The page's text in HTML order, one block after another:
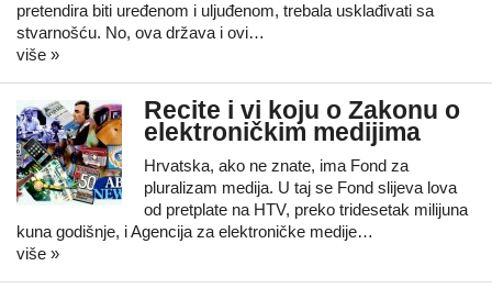
pretendira biti uređenom i uljuđenom, trebala usklađivati sa
stvarnošću. No, ova država i ovi…
više »
Recite i vi koju o Zakonu o
elektroničkim medijima
Hrvatska, ako ne znate, ima Fond za
pluralizam medija. U taj se Fond slijeva lova
od pretplate na HTV, preko tridesetak milijuna
kuna godišnje, i Agencija za elektroničke medije…
više »